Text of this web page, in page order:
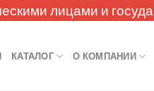
лицами и
КАТАЛОГ О КОМПАНИИ